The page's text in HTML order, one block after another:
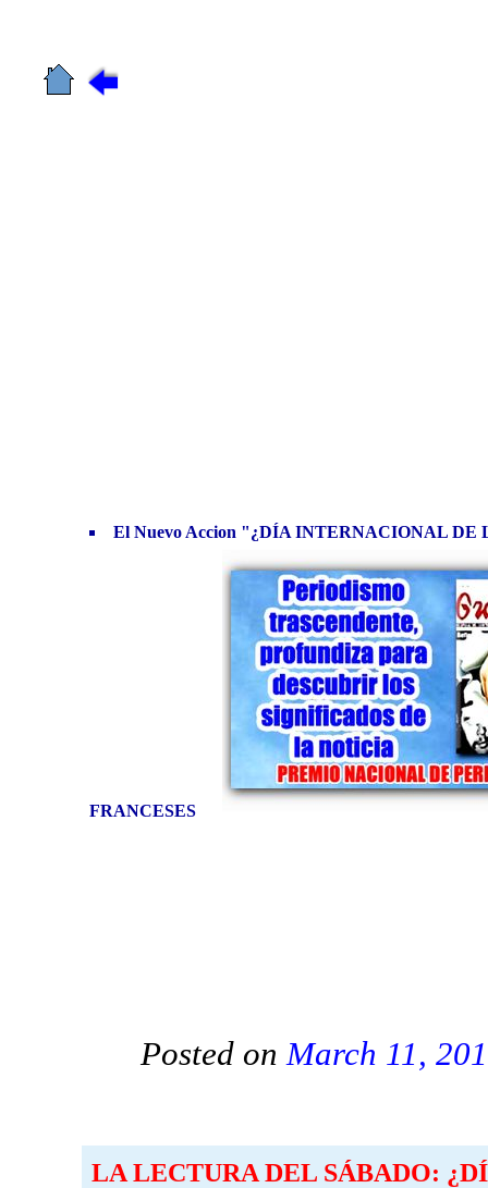
El Nuevo Accion "¿DÍA INTERNACIONAL DE
FRANCESES
Posted on March 11,
LA LECTURA DEL SÁBADO: